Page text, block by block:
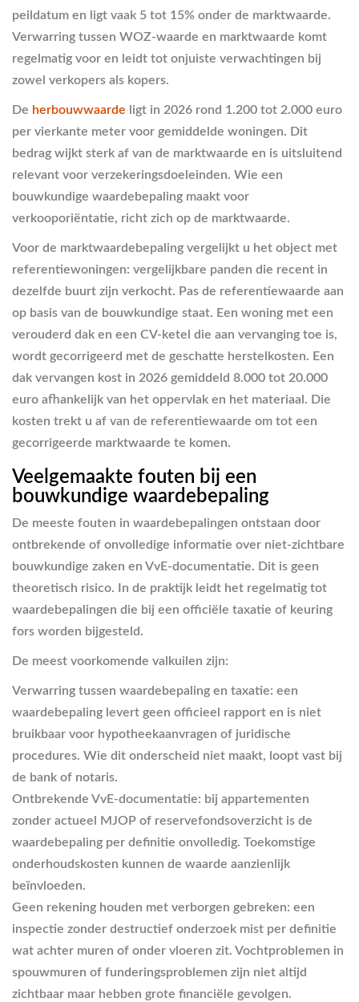
peildatum en ligt vaak 5 tot 15% onder de marktwaarde.
Verwarring tussen WOZ-waarde en marktwaarde komt
regelmatig voor en leidt tot onjuiste verwachtingen bij
zowel verkopers als kopers.
De herbouwwaarde ligt in 2026 rond 1.200 tot 2.000 euro
per vierkante meter voor gemiddelde woningen. Dit
bedrag wijkt sterk af van de marktwaarde en is uitsluitend
relevant voor verzekeringsdoeleinden. Wie een
bouwkundige waardebepaling maakt voor
verkooporiëntatie, richt zich op de marktwaarde.
Voor de marktwaardebepaling vergelijkt u het object met
referentiewoningen: vergelijkbare panden die recent in
dezelfde buurt zijn verkocht. Pas de referentiewaarde aan
op basis van de bouwkundige staat. Een woning met een
verouderd dak en een CV-ketel die aan vervanging toe is,
wordt gecorrigeerd met de geschatte herstelkosten. Een
dak vervangen kost in 2026 gemiddeld 8.000 tot 20.000
euro afhankelijk van het oppervlak en het materiaal. Die
kosten trekt u af van de referentiewaarde om tot een
gecorrigeerde marktwaarde te komen.
Veelgemaakte fouten bij een
bouwkundige waardebepaling
De meeste fouten in waardebepalingen ontstaan door
ontbrekende of onvolledige informatie over niet-zichtbare
bouwkundige zaken en VvE-documentatie. Dit is geen
theoretisch risico. In de praktijk leidt het regelmatig tot
waardebepalingen die bij een officiële taxatie of keuring
fors worden bijgesteld.
De meest voorkomende valkuilen zijn:
Verwarring tussen waardebepaling en taxatie: een
waardebepaling levert geen officieel rapport en is niet
bruikbaar voor hypotheekaanvragen of juridische
procedures. Wie dit onderscheid niet maakt, loopt vast bij
de bank of notaris.
Ontbrekende VvE-documentatie: bij appartementen
zonder actueel MJOP of reservefondsoverzicht is de
waardebepaling per definitie onvolledig. Toekomstige
onderhoudskosten kunnen de waarde aanzienlijk
beïnvloeden.
Geen rekening houden met verborgen gebreken: een
inspectie zonder destructief onderzoek mist per definitie
wat achter muren of onder vloeren zit. Vochtproblemen in
spouwmuren of funderingsproblemen zijn niet altijd
zichtbaar maar hebben grote financiële gevolgen.